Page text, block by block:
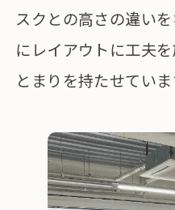
スクとの高さの違い
にレイアウトに工夫
とまりを持たせていま